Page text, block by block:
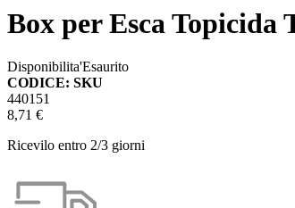
Box per Esca Topicida
Disponibilita'Esaurito
CODICE: SKU
440151
8,71 €
Ricevilo entro 2/3 giorni